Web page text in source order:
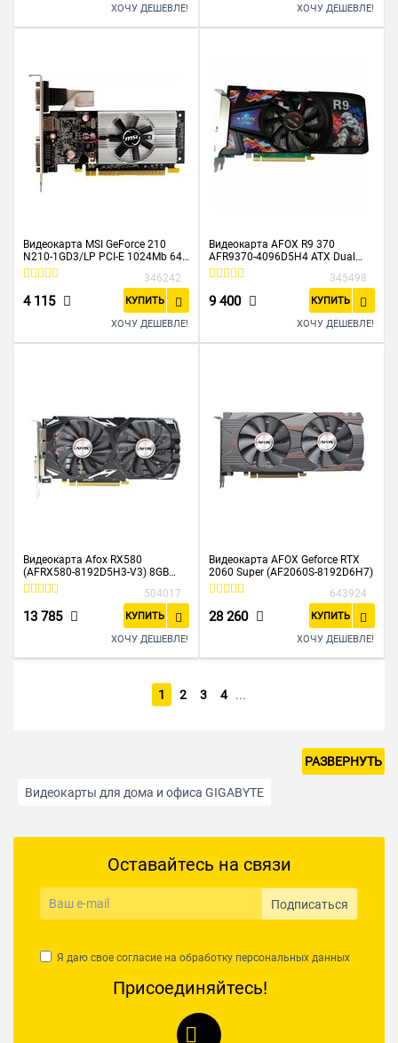
ХОЧУ ДЕШЕВЛЕ! ХОЧУ ДЕШЕВЛЕ!
Видеокарта MSI GeForce 210
N210-1GD3/LP PCI-E 1024Mb 64
DDR3 460/800 DVIx1/CRTx1 Ret
346242
4 115 КУПИТЬ
ХОЧУ ДЕШЕВЛЕ!
Видеокарта AFOX R9 370
AFR9370-4096D5H4 ATX Dual
Fan 4GB GDDR5 256bit DVI HDMI
345498
9 400 КУПИТЬ
ХОЧУ ДЕШЕВЛЕ!
Видеокарта Afox RX580
(AFRX580-8192D5H3-V3) 8GB
GDDR5 256Bit HDMI 3xDP RTL
504017
13 785 КУПИТЬ
ХОЧУ ДЕШЕВЛЕ!
Видеокарта AFOX Geforce RTX
2060 Super (AF2060S-8192D6H7)
643924
28 260 КУПИТЬ
ХОЧУ ДЕШЕВЛЕ!
1 2 3 4 ...
Видеокарты для дома и офиса GIGABYTE
Видеокарты с активной воздушной системой охлаждения
Видеокарты с типом видеопамяти GDDR6
РАЗВЕРНУТЬ
Оставайтесь на связи
Подписаться
Я даю свое согласие на обработку персональных данных
Присоединяйтесь!